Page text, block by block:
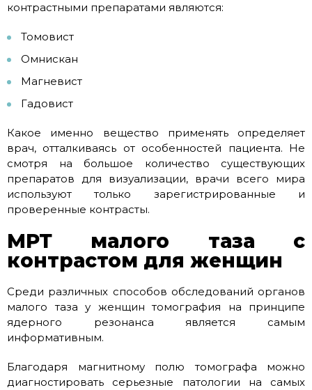
контрастными препаратами являются:
Томовист
Омнискан
Магневист
Гадовист
Какое именно вещество применять определяет
врач, отталкиваясь от особенностей пациента. Не
смотря на большое количество существующих
препаратов для визуализации, врачи всего мира
используют только зарегистрированные и
проверенные контрасты.
МРТ малого таза с
контрастом для женщин
Среди различных способов обследований органов
малого таза у женщин томография на принципе
ядерного резонанса является самым
информативным.
Благодаря магнитному полю томографа можно
диагностировать серьезные патологии на самых